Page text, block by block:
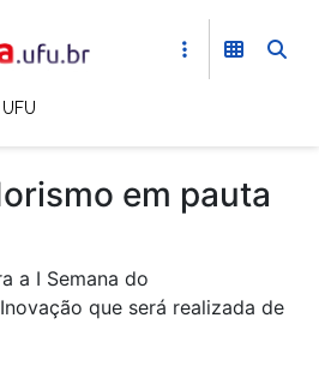
em pauta
a I Semana do
que será realizada de